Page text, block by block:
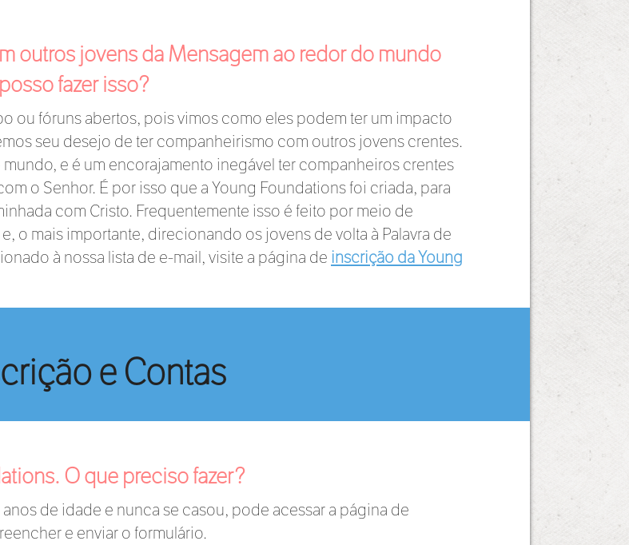
outros jovens da Mensagem ao redor do mundo
fazer isso?
ou fóruns abertos, pois vimos como eles podem ter um impacto
seu desejo de ter companheirismo com outros jovens crentes.
e é um encorajamento inegável ter companheiros crentes
o Senhor. É por isso que a Young Foundations foi criada, para
com Cristo. Frequentemente isso é feito por meio de
o mais importante, direcionando os jovens de volta à Palavra de
à nossa lista de e-mail, visite a página de inscrição da Young
e Contas
O que preciso fazer?
de idade e nunca se casou, pode acessar a página de
e enviar o formulário.